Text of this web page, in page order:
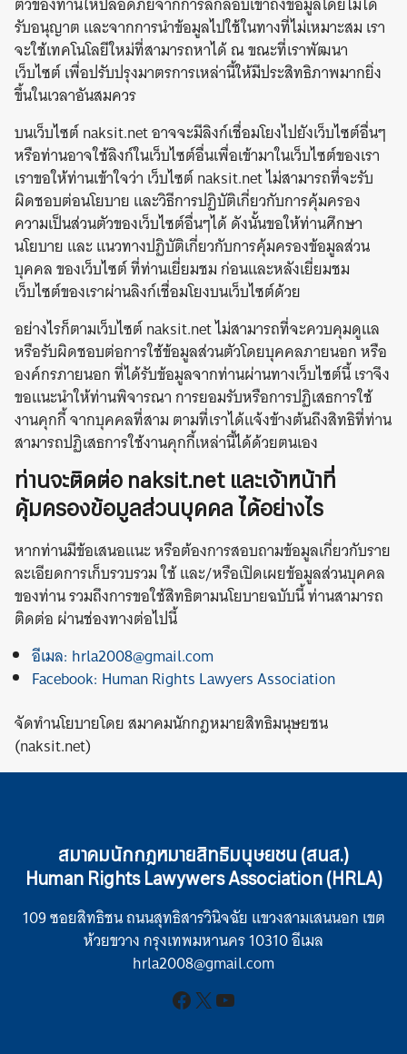
รับอนุญาต และจากการนำข้อมูลไปใช้ในทางที่ไม่เหมาะสม เรา
จะใช้เทคโนโลยีใหม่ที่สามารถหาได้ ณ ขณะที่เราพัฒนา
เว็บไซต์ เพื่อปรับปรุงมาตรการเหล่านี้ให้มีประสิทธิภาพมากยิ่ง
ขึ้นในเวลาอันสมควร
บนเว็บไซต์ naksit.net อาจจะมีลิงก์เชื่อมโยงไปยังเว็บไซต์อื่นๆ
หรือท่านอาจใช้ลิงก์ในเว็บไซต์อื่นเพื่อเข้ามาในเว็บไซต์ของเรา
เราขอให้ท่านเข้าใจว่า เว็บไซต์ naksit.net ไม่สามารถที่จะรับ
ผิดชอบต่อนโยบาย และวิธีการปฏิบัติเกี่ยวกับการคุ้มครอง
ความเป็นส่วนตัวของเว็บไซต์อื่นๆได้ ดังนั้นขอให้ท่านศึกษา
นโยบาย และ แนวทางปฏิบัติเกี่ยวกับการคุ้มครองข้อมูลส่วน
บุคคล ของเว็บไซต์ ที่ท่านเยี่ยมชม ก่อนและหลังเยี่ยมชม
เว็บไซต์ของเราผ่านลิงก์เชื่อมโยงบนเว็บไซต์ด้วย
อย่างไรก็ตามเว็บไซต์ naksit.net ไม่สามารถที่จะควบคุมดูแล
หรือรับผิดชอบต่อการใช้ข้อมูลส่วนตัวโดยบุคคลภายนอก หรือ
องค์กรภายนอก ที่ได้รับข้อมูลจากท่านผ่านทางเว็บไซต์นี้ เราจึง
ขอแนะนำให้ท่านพิจารณา การยอมรับหรือการปฏิเสธการใช้
งานคุกกี้ จากบุคคลที่สาม ตามที่เราได้แจ้งข้างต้นถึงสิทธิที่ท่าน
สามารถปฏิเสธการใช้งานคุกกี้เหล่านี้ได้ด้วยตนเอง
ท่านจะติดต่อ naksit.net และเจ้าหน้าที่
คุ้มครองข้อมูลส่วนบุคคล ได้อย่างไร
หากท่านมีข้อเสนอแนะ หรือต้องการสอบถามข้อมูลเกี่ยวกับราย
ละเอียดการเก็บรวบรวม ใช้ และ/หรือเปิดเผยข้อมูลส่วนบุคคล
ของท่าน รวมถึงการขอใช้สิทธิตามนโยบายฉบับนี้ ท่านสามารถ
ติดต่อ ผ่านช่องทางต่อไปนี้
อีเมล: hrla2008@gmail.com
Facebook: Human Rights Lawyers Association
จัดทำนโยบายโดย สมาคมนักกฎหมายสิทธิมนุษยชน
(naksit.net)
สมาคมนักกฎหมายสิทธิมนุษยชน (สนส.)
Human Rights Lawywers Association (HRLA)
109 ซอยสิทธิชน ถนนสุทธิสารวินิจฉัย แขวงสามเสนนอก เขต
ห้วยขวาง กรุงเทพมหานคร 10310 อีเมล
hrla2008@gmail.com
Facebook
X YouTube